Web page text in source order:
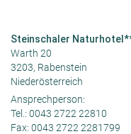
Steinschaler
Warth 20
3203, Rabenstein
Niederösterreich
Ansprechperson:
Tel.: 0043 2722 22810
Fax: 0043 2722 2281799